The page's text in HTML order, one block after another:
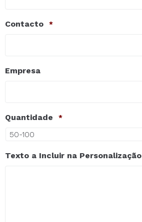
Contacto *
Empresa
Quantidade *
Texto a Incluir na Personalização